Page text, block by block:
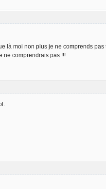
là moi non plus je ne comprends
ne comprendrais pas !!!